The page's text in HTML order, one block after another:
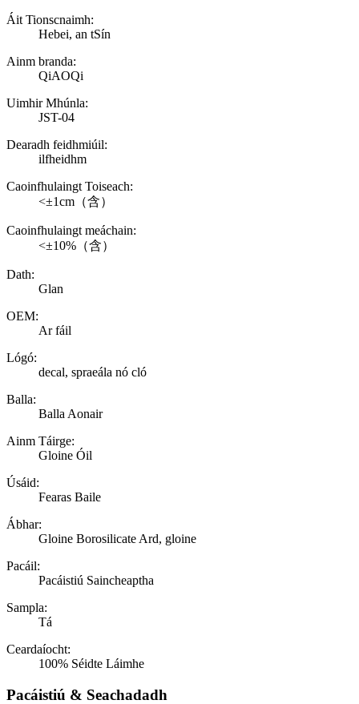
Áit Tionscnaimh:
Hebei, an tSín
Ainm branda:
QiAOQi
Uimhir Mhúnla:
JST-04
Dearadh feidhmiúil:
ilfheidhm
Caoinfhulaingt Toiseach:
<±1cm（含）
Caoinfhulaingt meáchain:
<±10%（含）
Dath:
Glan
OEM:
Ar fáil
Lógó:
decal, spraeála nó cló
Balla:
Balla Aonair
Ainm Táirge:
Gloine Óil
Úsáid:
Fearas Baile
Ábhar:
Gloine Borosilicate Ard, gloine
Pacáil:
Pacáistiú Saincheaptha
Sampla:
Tá
Ceardaíocht:
100% Séidte Láimhe
Pacáistiú & Seachadadh